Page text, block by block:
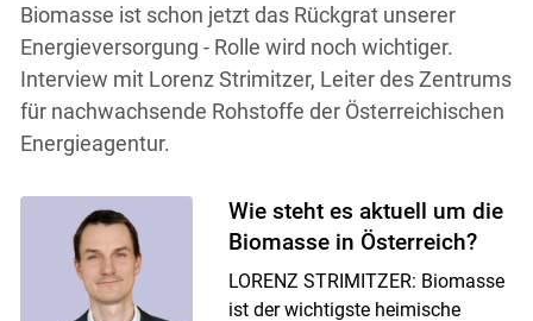
Biomasse ist schon jetzt das Rückgrat unserer
Energieversorgung - Rolle wird noch wichtiger.
Interview mit Lorenz Strimitzer, Leiter des Zentrums
für nachwachsende Rohstoffe der Österreichischen
Energieagentur.
Wie steht es aktuell um die
Biomasse in Österreich?
LORENZ STRIMITZER: Biomasse
ist der wichtigste heimische